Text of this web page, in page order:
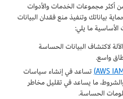
أكثر مجموعات الخدمات والأدوات
بياناتك وتنفيذ منع فقدان البيانات
لاكتشاف البيانات الحساسة
واسع.
تساعد في إنشاء سياسات
ما يساعد في تقليل مخاطر
الحساسة.